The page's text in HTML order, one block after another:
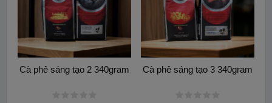
Cà phê sáng tạo 2 340gram Cà phê sáng tạo 3 340gram